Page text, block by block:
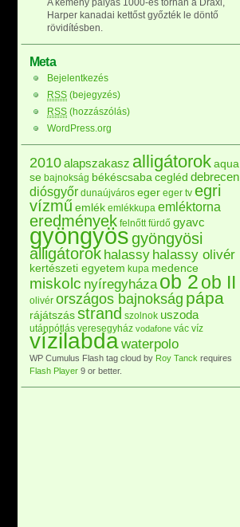
A kemény pályás 1000-es tornán a Draxl,
Harper kanadai kettőst győzték le döntő
rövidítésben.
Meta
Bejelentkezés
RSS (bejegyzés)
RSS (hozzászólás)
WordPress.org
2010alapszakasz alligátorokaqua
se bajnokság békéscsaba cegléd debrecen
diósgyőr dunaújváros eger eger tv egri
vízműemlék emlékkupa emléktorna
eredmények felnőtt fürdő gyavc
gyöngyösgyöngyösi
alligátorok halassy halassy olivér
kertészeti egyetem kupa medence
miskolc nyíregyháza ob 2ob II
olivér országos bajnokság pápa
rájátszás strand szolnok uszoda
utánpótlás veresegyház vodafone vác víz
vízilabdawaterpolo
WP Cumulus Flash tag cloud by Roy Tanck requires
Flash Player 9 or better.